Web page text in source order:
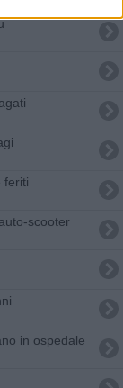
feriti
scooter
in ospedale